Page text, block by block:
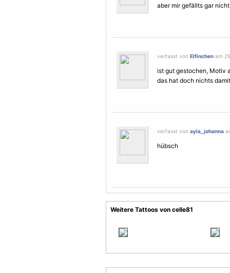
aber mir gefällts gar
verfasst von Elfinchen am
ist gut gestochen, Motiv
das hat doch nichts
verfasst von ayla_johanna
hübsch
Weitere Tattoos von celle81